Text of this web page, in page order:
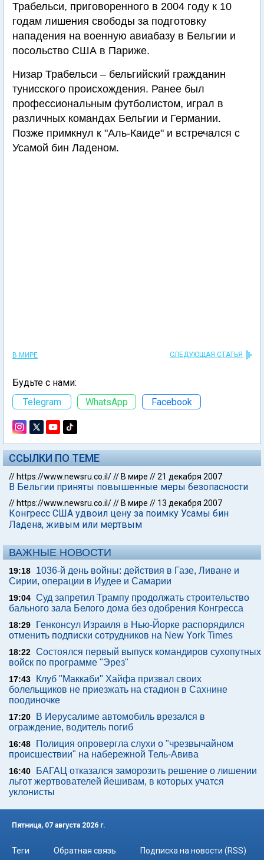
Трабельси, приговоренного в 2004 году к 10
годам лишения свободы за подготовку
нападения на военную авиабазу в Бельгии и
посольство США в Париже.
Низар Трабельси – бельгийский гражданин
тунисского происхождения. Ранее был
профессиональным футболистом, играл в
различных командах Бельгии и Германии.
Позже примкнул к "Аль-Каиде" и встречался с
Усамой бин Ладеном.
В МИРЕ СЛЕДУЮЩАЯ СТАТЬЯ
Будьте с нами:
Telegram
WhatsApp Facebook
ССЫЛКИ ПО ТЕМЕ
// https://www.newsru.co.il/// В мире //21 декабря 2007
В Бельгии приняты повышенные меры безопасности
// https://www.newsru.co.il/// В мире // 13 декабря 2007
Конгресс США удвоил цену за поимку Усамы бин
Ладена, живым или мертвым
ВАЖНЫЕ НОВОСТИ
19:18
1036-й день войны: действия в Газе, Ливане и
Сирии, операции в Иудее и Самарии
19:04 Суд запретил Трампу продолжать строительство
бального зала Белого дома без одобрения Конгресса
18:29
Генконсул Израиля в Нью-Йорке распорядился
отменить подписки сотрудников на New York Times
18:22 Состоялся первый выпуск командиров сухопутных
войск по программе "Эрез"
17:43
Клуб "Маккаби" Хайфа призвал своих
болельщиков не приезжать на стадион в Сахнине
поодиночке
17:20
В Иерусалиме автомобиль врезался в
ограждение, водитель погиб
16:48
Полиция опровергла слухи о "чрезвычайном
происшествии" на набережной Тель-Авива
16:40
БАГАЦ отказался заморозить решение о лишении
льгот жертвователей йешивам, в которых учатся
уклонисты
Пятница, 07 августа 2026 г.
Теги Обратная связь Подписка на новости (RSS)